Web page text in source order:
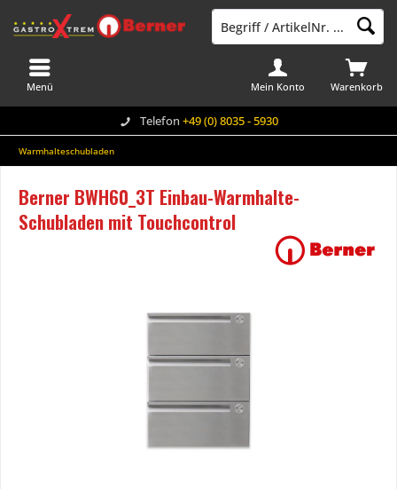
Telefon +49 (0) 8035 - 5930
Warenkorb
Mein Konto
Menü
Warmhalteschubladen
Berner BWH60_3T Einbau-Warmhalte-
Schubladen mit Touchcontrol